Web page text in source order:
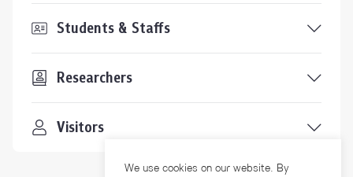
Students & Staffs
Researchers
Visitors
We use cookies on our website. By